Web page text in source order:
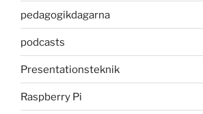
pedagogikdagarna
podcasts
Presentationsteknik
Raspberry Pi